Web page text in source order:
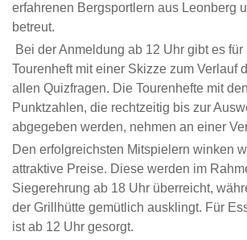
erfahrenen Bergsportlern aus Leonberg
betreut.
Bei der Anmeldung ab 12 Uhr gibt es für
Tourenheft mit einer Skizze zum Verlauf
allen Quizfragen. Die Tourenhefte mit
Punktzahlen, die rechtzeitig bis zur
abgegeben werden, nehmen an einer
Den erfolgreichsten Mitspielern winken
attraktive Preise. Diese werden im
Siegerehrung ab 18 Uhr überreicht,
der Grillhütte gemütlich ausklingt. Für
ist ab 12 Uhr gesorgt.